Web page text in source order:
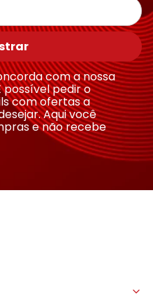
com a nossa
possível pedir o
com ofertas a
Aqui você
e não recebe